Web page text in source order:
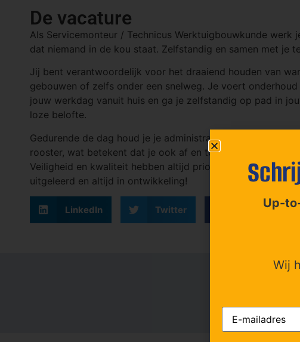
De vacature
Als Servicemonteur / Technicus Werktuigbouwkunde
dat niemand in de kou staat. Zelfstandig en samen met je
Jij bent verantwoordelijk voor het draaiend houden van
gebouwen of zelfs onder een snelweg. Je voert
jouw werkdag vanuit huis en ga je zelfstandig op pad in
loze belofte.
Gedurende de dag houd je je administratie bij en voer je
rooster, wat betekent dat je ook af en toe in de avond of
Veiligheid en kwaliteit hebben altijd prioriteit. Je krijgt de
uitgeleerd en altijd in ontwikkeling!
LinkedIn Twitter Facebook
Up-
Wij
E-
mailadres(Vereist)